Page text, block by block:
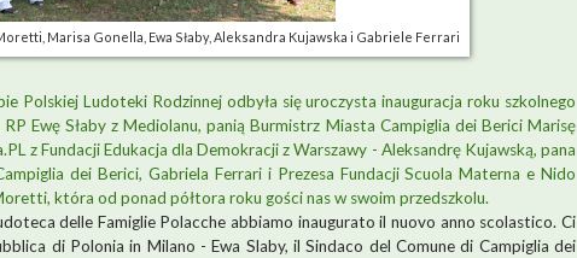
Marisa Gonella, Ewa Słaby, Aleksandra Kujawska i Gabriele Ferrari
Polskiej Ludoteki Rodzinnej odbyła się uroczysta inauguracja roku szkolnego
Ewę Słaby z Mediolanu, panią Burmistrz Miasta Campiglia dei Berici Marisę
z Fundacji Edukacja dla Demokracji z Warszawy - Aleksandrę Kujawską, pana
dei Berici, Gabriela Ferrari i Prezesa Fundacji Scuola Materna e Nido
która od ponad półtora roku gości nas w swoim przedszkolu.
delle Famiglie Polacche abbiamo inaugurato il nuovo anno scolastico. Ci
di Polonia in Milano - Ewa Slaby, il Sindaco del Comune di Campiglia dei